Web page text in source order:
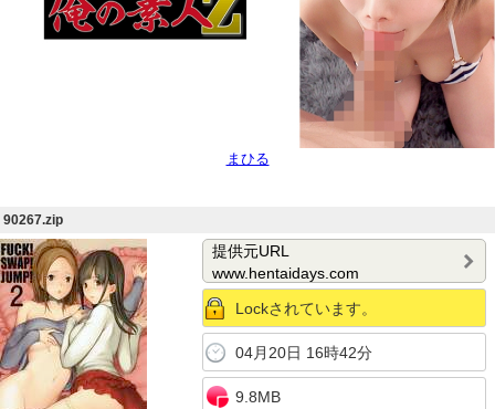
まひる
90267.zip
提供元URL
www.hentaidays.com
Lockされています。
04月20日 16時42分
9.8MB